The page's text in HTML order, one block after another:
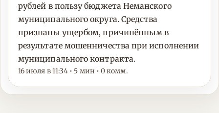
рублей в пользу бюджета Неманского
муниципального округа. Средства
признаны ущербом, причинённым в
результате мошенничества при исполнении
муниципального контракта.
16 июля в 11:34 • 5 мин • 0 комм.